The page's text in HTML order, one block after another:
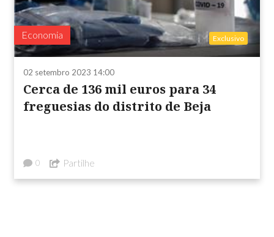
Economia Exclusivo
02 setembro 2023 14:00
Cerca de 136 mil euros para 34
freguesias do distrito de Beja
0 Partilhe